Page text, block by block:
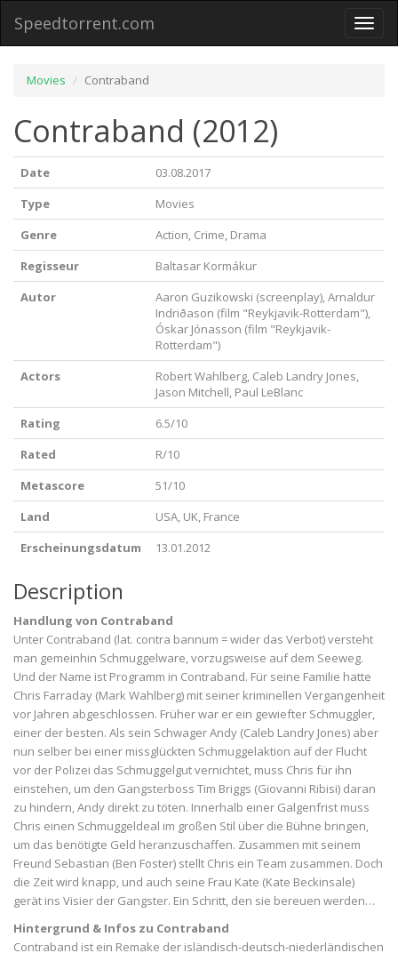
Toggle
Speedtorrent.com
Movies Contraband
Contraband (2012)
Date
03.08.2017
Type
Movies
Genre
Action, Crime, Drama
Regisseur
Baltasar Kormákur
Autor
Aaron Guzikowski (screenplay), Arnaldur
Indriðason (film "Reykjavik-Rotterdam"),
Óskar Jónasson (film "Reykjavik-
Rotterdam")
Actors
Robert Wahlberg, Caleb Landry Jones,
Jason Mitchell, Paul LeBlanc
Rating
6.5/10
Rated
R/10
Metascore
51/10
Land
USA, UK, France
Erscheinungsdatum
13.01.2012
Description
Handlung von Contraband
Unter Contraband (lat. contra bannum = wider das Verbot) versteht
man gemeinhin Schmuggelware, vorzugsweise auf dem Seeweg.
Und der Name ist Programm in Contraband. Für seine Familie hatte
Chris Farraday (Mark Wahlberg) mit seiner kriminellen Vergangenheit
vor Jahren abgeschlossen. Früher war er ein gewiefter Schmuggler,
einer der besten. Als sein Schwager Andy (Caleb Landry Jones) aber
nun selber bei einer missglückten Schmuggelaktion auf der Flucht
vor der Polizei das Schmuggelgut vernichtet, muss Chris für ihn
einstehen, um den Gangsterboss Tim Briggs (Giovanni Ribisi) daran
zu hindern, Andy direkt zu töten. Innerhalb einer Galgenfrist muss
Chris einen Schmuggeldeal im großen Stil über die Bühne bringen,
um das benötigte Geld heranzuschaffen. Zusammen mit seinem
Freund Sebastian (Ben Foster) stellt Chris ein Team zusammen. Doch
die Zeit wird knapp, und auch seine Frau Kate (Kate Beckinsale)
gerät ins Visier der Gangster. Ein Schritt, den sie bereuen werden…
Hintergrund & Infos zu Contraband
Contraband ist ein Remake der isländisch-deutsch-niederländischen